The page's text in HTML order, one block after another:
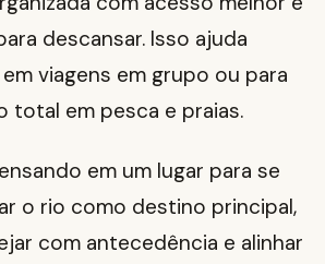
descansar. Isso ajuda
viagens em grupo ou para
total em pesca e praias.
em um lugar para se
o rio como destino principal,
com antecedência e alinhar